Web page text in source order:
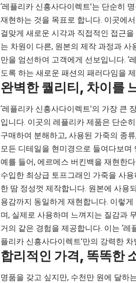
‘레플리카 신흥사다이렉트’는 단순히
재현하는 것을 목표로 합니다. 이곳에
걸맞게 새로운 시각과 직접적인 접근
는 차원이 다른, 원본의 제작 과정과
만을 엄선하여 고객에게 선보입니다. ‘
도록 하는 새로운 패션의 패러다임을
완벽한 퀄리티, 차이를
‘레플리카 신흥사다이렉트’의 가장 큰
입니다. 이곳의 레플리카 제품은 단순
구매하여 분해하고, 사용된 가죽의 종
모든 디테일을 현미경으로 들여다보며
예를 들어, 에르메스 버킨백을 재현한
수입한 최상급 토프그래인 가죽을 사
한 땀 정성껏 제작합니다. 원본에 사용
용감까지 동일하게 재현합니다. 이렇
며, 실제로 사용하며 느껴지는 질감과
거의 같은 경험을 제공합니다. 이는 ‘레
플리카 신흥사다이렉트’만의 강력한 차
합리적인 가격, 똑똑한
명품을 갖고 싶지만, 수천만 원에 달하